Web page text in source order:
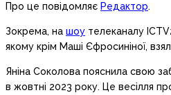
Про це повідомляє Редактор.
Зокрема, на шоу телеканалу
якому крім Маші Єфросиніної,
Яніна Соколова пояснила свою
в жовтні 2023 року. Це весілля